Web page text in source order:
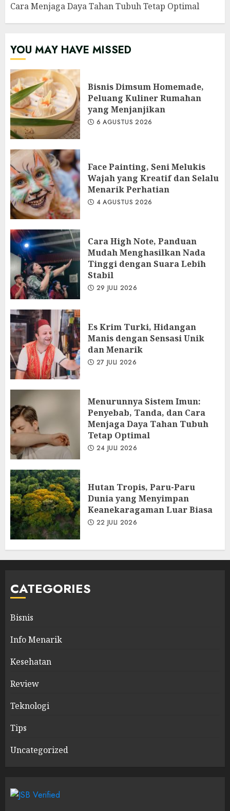
Cara Menjaga Daya Tahan Tubuh Tetap Optimal
YOU MAY HAVE MISSED
Bisnis Dimsum Homemade,
Peluang Kuliner Rumahan
yang Menjanjikan
6 AGUSTUS 2026
Face Painting, Seni Melukis
Wajah yang Kreatif dan Selalu
Menarik Perhatian
4 AGUSTUS 2026
Cara High Note, Panduan
Mudah Menghasilkan Nada
Tinggi dengan Suara Lebih
Stabil
29 JULI 2026
Es Krim Turki, Hidangan
Manis dengan Sensasi Unik
dan Menarik
27 JULI 2026
Menurunnya Sistem Imun:
Penyebab, Tanda, dan Cara
Menjaga Daya Tahan Tubuh
Tetap Optimal
24 JULI 2026
Hutan Tropis, Paru-Paru
Dunia yang Menyimpan
Keanekaragaman Luar Biasa
22 JULI 2026
CATEGORIES
Bisnis
Info Menarik
Kesehatan
Review
Teknologi
Tips
Uncategorized